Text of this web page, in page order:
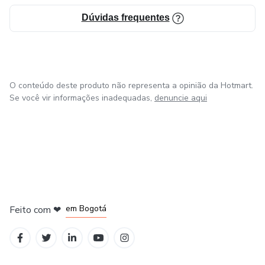
- buscam mais presença, menos esforço
Este não é um manual para parecer elegante.
Dúvidas frequentes
O conteúdo deste produto não representa a opinião da Hotmart.
Se você vir informações inadequadas, denuncie aqui
Feito com ❤ em Bogotá